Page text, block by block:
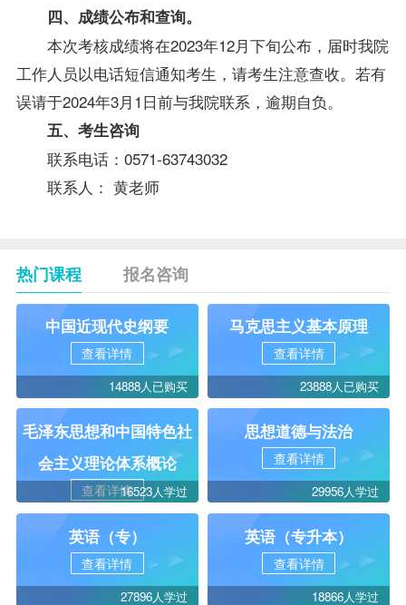
四、成绩公布和查询。
本次考核成绩将在2023年12月下旬公布，届时我院
工作人员以电话短信通知考生，请考生注意查收。若有
误请于2024年3月1日前与我院联系，逾期自负。
五、考生咨询
联系电话：0571-63743032
联系人： 黄老师
热门课程 报名咨询
中国近现代史纲要
查看详情
14888人已购买
马克思主义基本原理
查看详情
23888人已购买
毛泽东思想和中国特色社
会主义理论体系概论
查看详情16523人学过
思想道德与法治
查看详情
29956人学过
英语（专）
查看详情
27896人学过
英语（专升本）
查看详情
18866人学过